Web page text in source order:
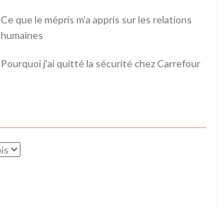
Ce que le mépris m’a appris sur les relations
humaines
Pourquoi j'ai quitté la sécurité chez Carrefour